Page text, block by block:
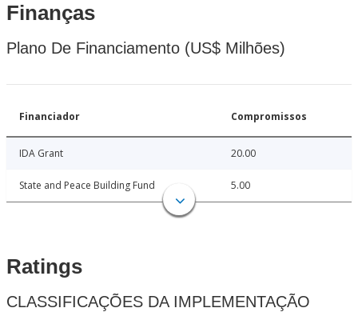
Finanças
Plano De Financiamento (US$ Milhões)
Financiador Compromissos
IDA Grant 20.00
State and Peace Building Fund 5.00
Ratings
CLASSIFICAÇÕES DA IMPLEMENTAÇÃO